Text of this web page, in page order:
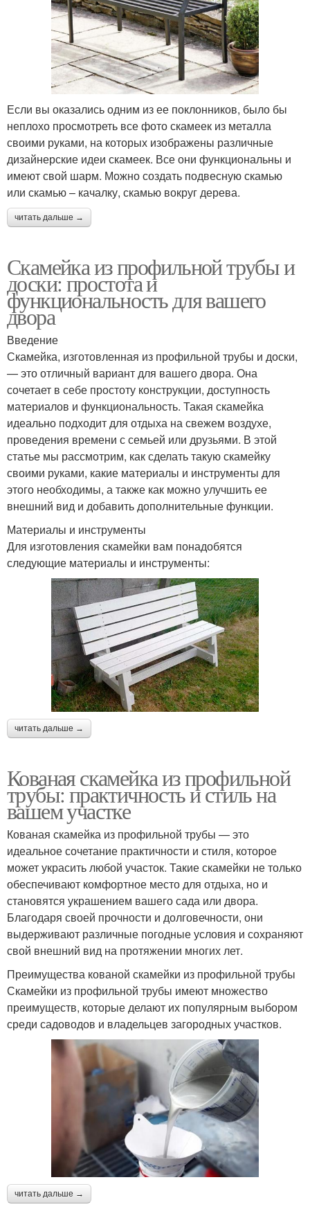
Если вы оказались одним из ее поклонников, было бы
неплохо просмотреть все фото скамеек из металла
своими руками, на которых изображены различные
дизайнерские идеи скамеек. Все они функциональны и
имеют свой шарм. Можно создать подвесную скамью
или скамью – качалку, скамью вокруг дерева.
читать дальше →
Скамейка из профильной трубы и
доски: простота и
функциональность для вашего
двора
Введение
Скамейка, изготовленная из профильной трубы и доски,
— это отличный вариант для вашего двора. Она
сочетает в себе простоту конструкции, доступность
материалов и функциональность. Такая скамейка
идеально подходит для отдыха на свежем воздухе,
проведения времени с семьей или друзьями. В этой
статье мы рассмотрим, как сделать такую скамейку
своими руками, какие материалы и инструменты для
этого необходимы, а также как можно улучшить ее
внешний вид и добавить дополнительные функции.
Материалы и инструменты
Для изготовления скамейки вам понадобятся
следующие материалы и инструменты:
читать дальше →
Кованая скамейка из профильной
трубы: практичность и стиль на
вашем участке
Кованая скамейка из профильной трубы — это
идеальное сочетание практичности и стиля, которое
может украсить любой участок. Такие скамейки не только
обеспечивают комфортное место для отдыха, но и
становятся украшением вашего сада или двора.
Благодаря своей прочности и долговечности, они
выдерживают различные погодные условия и сохраняют
свой внешний вид на протяжении многих лет.
Преимущества кованой скамейки из профильной трубы
Скамейки из профильной трубы имеют множество
преимуществ, которые делают их популярным выбором
среди садоводов и владельцев загородных участков.
читать дальше →